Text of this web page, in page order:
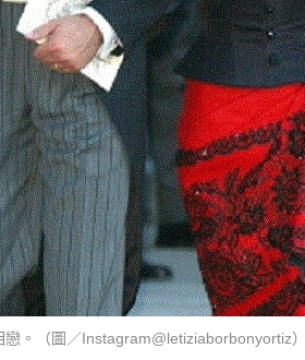
戀。（圖／Instagram@letiziaborbonyortiz